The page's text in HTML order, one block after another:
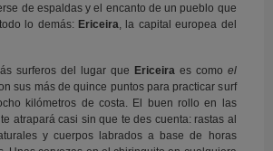
de espaldas y el encanto de un pueblo que
lo demás: Ericeira, la capital europea del
surferos del lugar que Ericeiraes como el
sus más de quince puntos para practicar surf
kilómetros de costa. El buen rollo en las
atrapará casi sin que te des cuenta: rastas al
y cuerpos labrados a base de horas